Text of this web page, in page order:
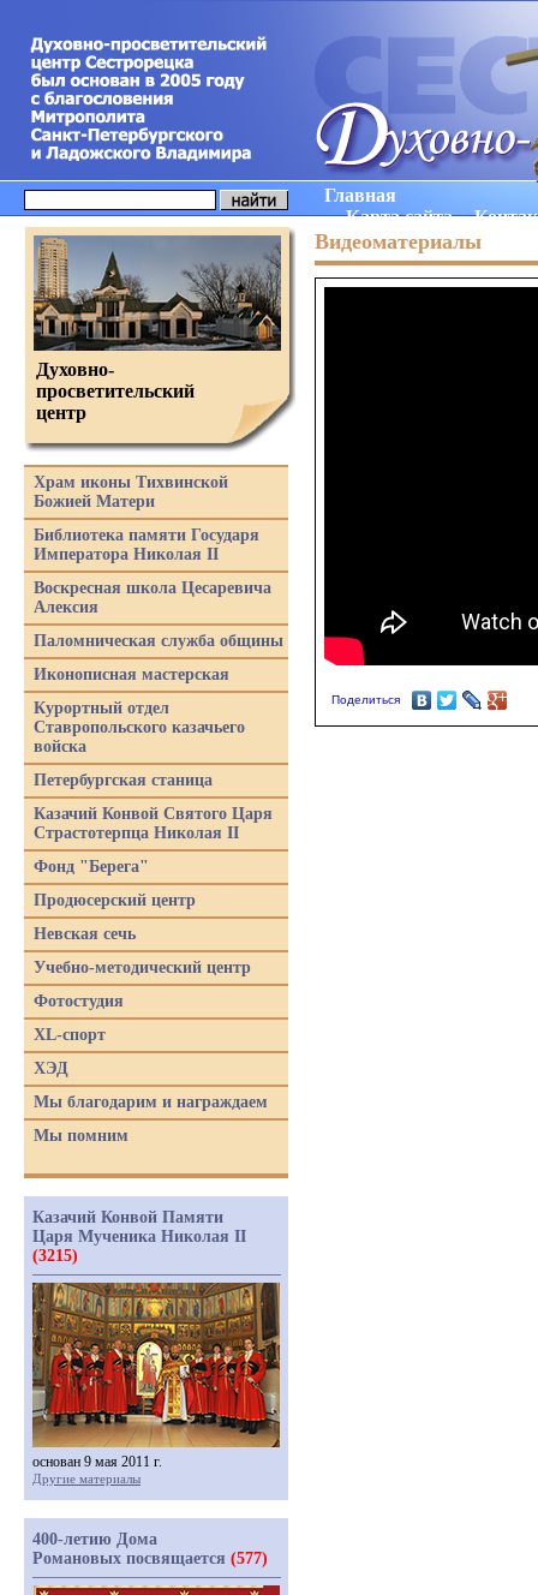
Главная
Карта сайта
Видеоматериалы
Поделиться
Духовно-
просветительский
центр
Храм иконы Тихвинской
Божией Матери
Библиотека памяти Государя
Императора Николая II
Воскресная школа Цесаревича
Алексия
Паломническая служба общины
Иконописная мастерская
Курортный отдел
Ставропольского казачьего
войска
Петербургская станица
Казачий Конвой Святого Царя
Страстотерпца Николая II
Фонд "Берега"
Продюсерский центр
Невская сечь
Учебно-методический центр
Фотостудия
XL-спорт
ХЭД
Мы благодарим и награждаем
Мы помним
Казачий Конвой Памяти
Царя Мученика Николая II
(3215)
основан 9 мая 2011 г.
Другие материалы
400-летию Дома
Романовых посвящается (577)